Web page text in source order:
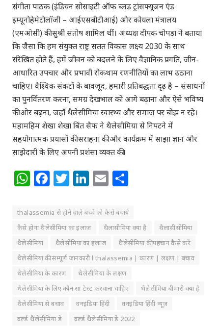
संगीता पाठक (इंडियन सोसाइटी ऑफ ब्लड ट्रांसफ्यूजन एंड
इम्यूनोहेमेटोलॉजी – आईएसबीटीआई) और कोयला मंत्रालय
(एमओसी) की सुश्री संतोष शामिल थीं। अध्यक्ष दीपक चोपड़ा ने बताया
कि जैसा कि हम संयुक्त राष्ट्र सतत विकास लक्ष्य 2030 के साथ
संरेखित होते हैं, हमें जीवन को बदलने के लिए वैज्ञानिक प्रगति, जीन-
आधारित उपचार और प्रभावी रोकथाम रणनीतियों का लाभ उठाना
चाहिए। वैश्विक संकटों के बावजूद, हमारी प्रतिबद्धता दृढ़ है – संसाधनों
का पुनर्वितरण करना, समग्र देखभाल को आगे बढ़ाना और ऐसे भविष्य
की ओर बढ़ना, जहाँ थैलेसीमिया स्वास्थ्य और समाज पर बोझ न रहे।
महामहिम शेखा शेखा बिंत सैफ ने थैलेसीमिया से निपटने में
सहयोगात्मक प्रयासों की सराहना की और कार्यक्रम में साझा ज्ञान और
साझेदारी के लिए अपनी प्रशंसा व्यक्त की।
WhatsApp
Facebook
Twitter
LinkedIn
Email
thalassemia से होने वाले बच्चे को कैसे बचाये
कैसे होगा थैलेसीमिया का इलाज
थैलासीमिया क्या है
थैलासीसीमिया
थैलेसीमिया
थैलेसीमिया का इलाज
थैलेसीमिया की पहचान कैसे करें
थैलेसीमिया की सम्पूर्ण जानकारी l thalassemia | कारण | लक्षण | बचाव
थैलेसीमिया के कारण
थैलेसीमिया के लक्षण
थैलेसीमिया के लिए कौन सा टेस्ट करवाना चाहिए
थैलेसीमिया बीमारी क्या है
थैलेसीमिया से बचाव
वनइंडिया हिंदी
वनइंडिया हिंदी न्यूज़
वर्ल्ड थैलेसीमिया डे
वर्ल्ड थैलेसीमिया डे 2022